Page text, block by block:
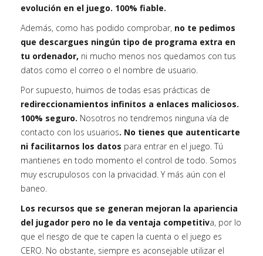
evolución en el juego. 100% fiable.
Además, como has podido comprobar, no te pedimos
que descargues ningún tipo de programa extra en
tu ordenador, ni mucho menos nos quedamos con tus
datos como el correo o el nombre de usuario.
Por supuesto, huimos de todas esas prácticas de
redireccionamientos infinitos a enlaces maliciosos.
100% seguro. Nosotros no tendremos ninguna vía de
contacto con los usuarios. No tienes que autenticarte
ni facilitarnos los datos para entrar en el juego. Tú
mantienes en todo momento el control de todo. Somos
muy escrupulosos con la privacidad. Y más aún con el
baneo.
Los recursos que se generan mejoran la apariencia
del jugador pero no le da ventaja competitiva, por lo
que el riesgo de que te capen la cuenta o el juego es
CERO. No obstante, siempre es aconsejable utilizar el